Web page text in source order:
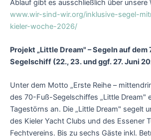
Ablauf gibt es ausschließlich über unsere
www.wir-sind-wir.org/inklusive-segel-
kieler-woche-2026/
Projekt „Little Dream" – Segeln auf
Segelschiff (22., 23. und ggf. 27. Juni
Unter dem Motto „Erste Reihe –
des 70-Fuß-Segelschiffes „Little Dream"
Tagestörns an. Die „Little Dream" segelt
des Kieler Yacht Clubs und des Essener
Fechtvereins. Bis zu sechs Gäste inkl.